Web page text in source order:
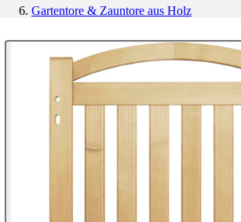
Gartentore & Zauntore aus Holz